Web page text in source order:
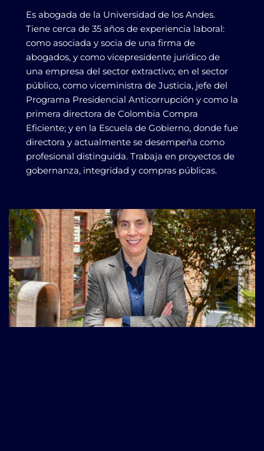
Es abogada de la Universidad de los Andes.
Tiene cerca de 35 años de experiencia laboral:
como asociada y socia de una firma de
abogados, y como vicepresidente jurídico de
una empresa del sector extractivo; en el sector
público, como viceministra de Justicia, jefe del
Programa Presidencial Anticorrupción y como la
primera directora de Colombia Compra
Eficiente; y en la Escuela de Gobierno, donde fue
directora y actualmente se desempeña como
profesional distinguida. Trabaja en proyectos de
gobernanza, integridad y compras públicas.